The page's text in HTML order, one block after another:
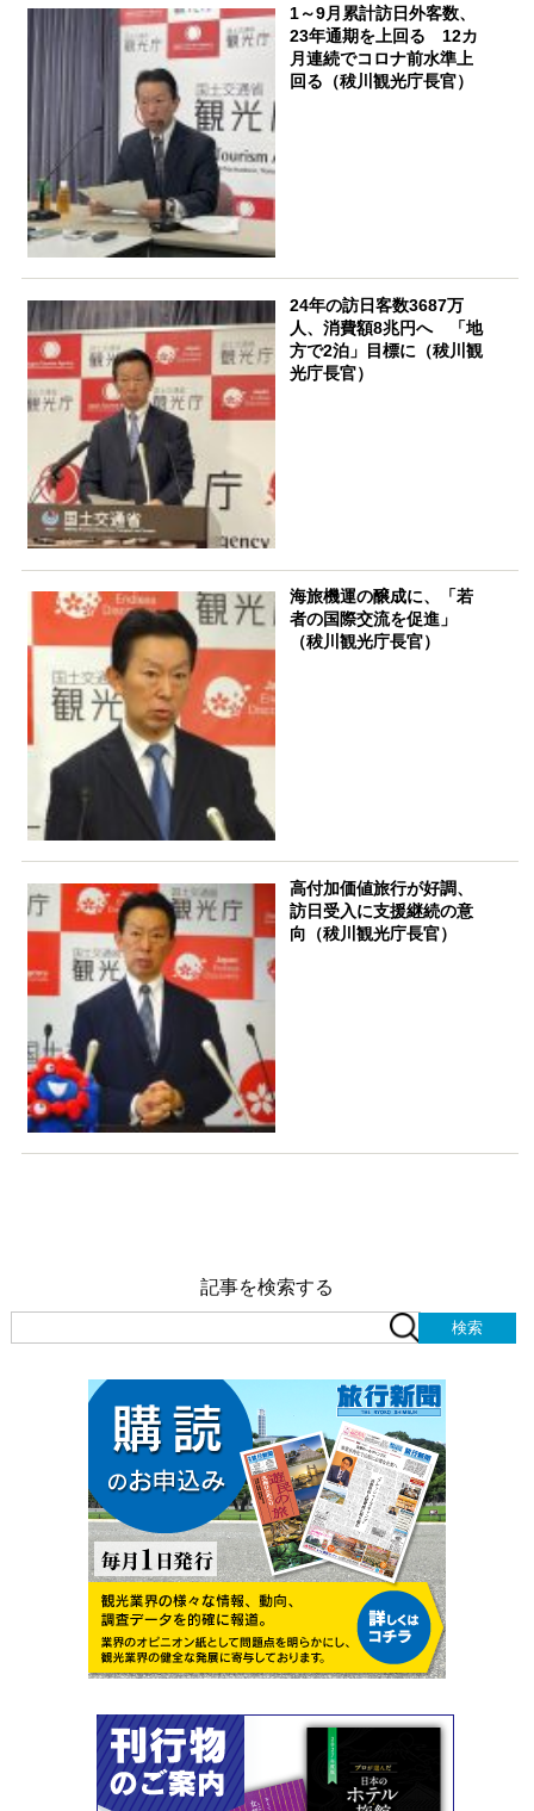
1～9月累計訪日外客数、
23年通期を上回る 12カ
月連続でコロナ前水準上
回る（秡川観光庁長官）
24年の訪日客数3687万
人、消費額8兆円へ 「地
方で2泊」目標に（秡川観
光庁長官）
海旅機運の醸成に、「若
者の国際交流を促進」
（秡川観光庁長官）
高付加価値旅行が好調、
訪日受入に支援継続の意
向（秡川観光庁長官）
記事を検索する